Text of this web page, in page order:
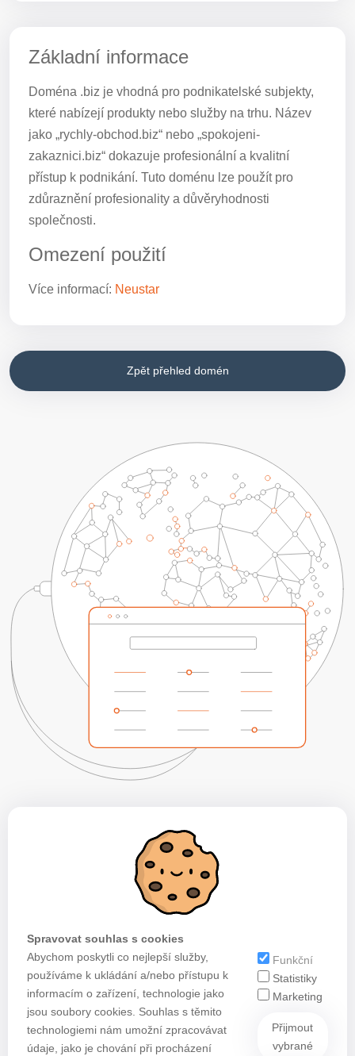
Základní informace
Doména .biz je vhodná pro podnikatelské subjekty,
které nabízejí produkty nebo služby na trhu. Název
jako „rychly-obchod.biz“ nebo „spokojeni-
zakaznici.biz“ dokazuje profesionální a kvalitní
přístup k podnikání. Tuto doménu lze použít pro
zdůraznění profesionality a důvěryhodnosti
společnosti.
Omezení použití
Více informací: Neustar
Zpět přehled domén
Spravovat souhlas s cookies
Abychom poskytli co nejlepší služby,
používáme k ukládání a/nebo přístupu k
informacím o zařízení, technologie jako
jsou soubory cookies. Souhlas s těmito
technologiemi nám umožní zpracovávat
údaje, jako je chování při procházení
Funkční
Statistiky
Marketing
Přijmout
vybrané